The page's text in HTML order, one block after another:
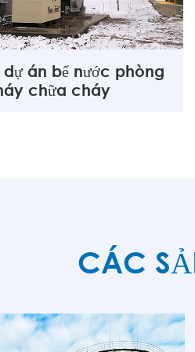
án bể nước phòng
chữa cháy
CÁC